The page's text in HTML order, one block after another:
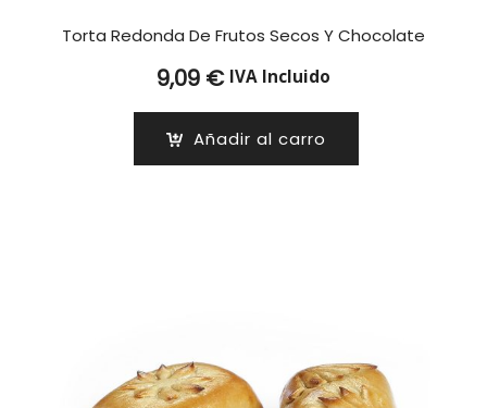
Torta Redonda De Frutos Secos Y Chocolate
9,09 € IVA Incluido
Añadir al carro